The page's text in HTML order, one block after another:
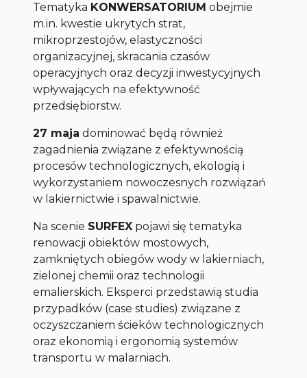
Tematyka KONWERSATORIUM obejmie
m.in. kwestie ukrytych strat,
mikroprzestojów, elastyczności
organizacyjnej, skracania czasów
operacyjnych oraz decyzji inwestycyjnych
wpływających na efektywność
przedsiębiorstw.
27 maja dominować będą również
zagadnienia związane z efektywnością
procesów technologicznych, ekologią i
wykorzystaniem nowoczesnych rozwiązań
w lakiernictwie i spawalnictwie.
Na scenie SURFEX pojawi się tematyka
renowacji obiektów mostowych,
zamkniętych obiegów wody w lakierniach,
zielonej chemii oraz technologii
emalierskich. Eksperci przedstawią studia
przypadków (case studies) związane z
oczyszczaniem ścieków technologicznych
oraz ekonomią i ergonomią systemów
transportu w malarniach.